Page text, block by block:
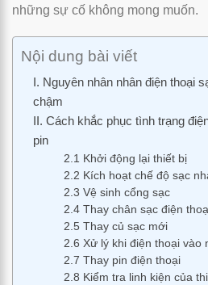
những sự cố không mong muốn.
Nội dung bài viết
I. Nguyên nhân nhân điện thoại
chậm
II. Cách khắc phục tình trạng
pin
2.1 Khởi động lại thiết bị
2.2 Kích hoạt chế độ sạc
2.3 Vệ sinh cổng sạc
2.4 Thay chân sạc điện
2.5 Thay củ sạc mới
2.6 Xử lý khi điện thoại vào
2.7 Thay pin điện thoại
2.8 Kiểm tra linh kiện của